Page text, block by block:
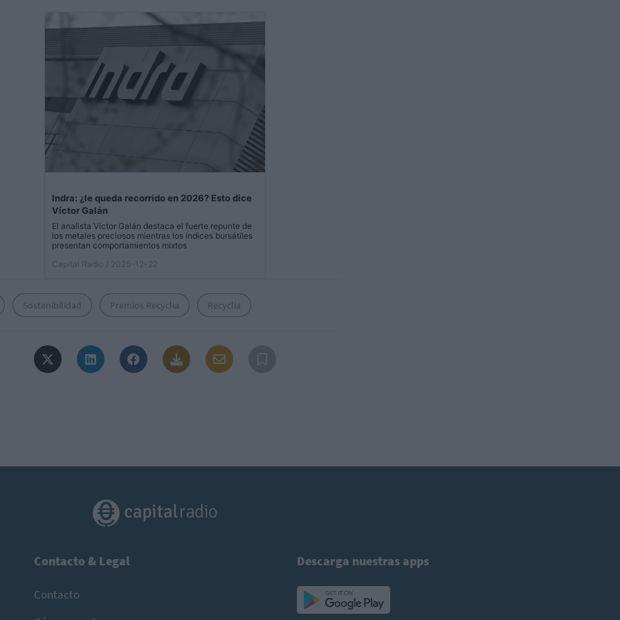
Indra: ¿le queda recorrido en 2026? Esto dice
Víctor Galán
El analista Víctor Galán destaca el fuerte repunte de
los metales preciosos mientras los índices bursátiles
presentan comportamientos mixtos
Capital Radio
/ 2025-12-22
Sostenibilidad Premios Recyclia Recyclia
Contacto & Legal
Contacto
Descarga nuestras apps